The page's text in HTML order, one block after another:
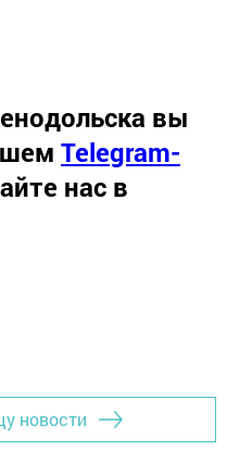
вы
Telegram-
нас в
новости